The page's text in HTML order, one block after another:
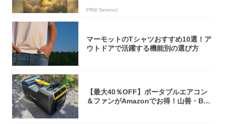
PR(Il Sereno)
マーモットのTシャツおすすめ10選！ア
ウトドアで活躍する機能別の選び方
【最大40％OFF】ポータブルエアコン
＆ファンがAmazonでお得！山善・Bo